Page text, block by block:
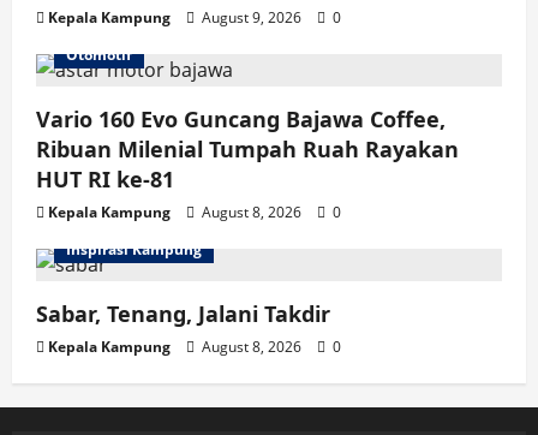
Kepala Kampung August 9, 2026
0
Otomotif
Vario 160 Evo Guncang Bajawa Coffee,
Ribuan Milenial Tumpah Ruah Rayakan
HUT RI ke-81
Kepala Kampung August 8, 2026
0
Inspirasi Kampung
Sabar, Tenang, Jalani Takdir
Kepala Kampung August 8, 2026 0